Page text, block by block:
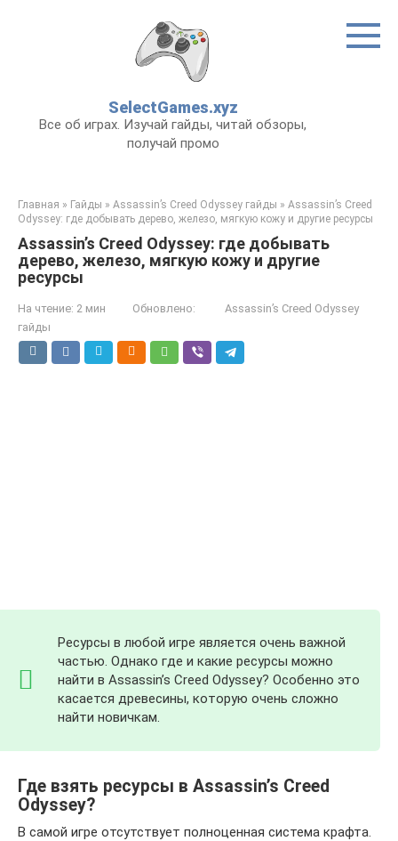
SelectGames.xyz
Все об играх. Изучай гайды, читай обзоры,
получай промо
Главная » Гайды » Assassin’s Creed Odyssey гайды » Assassin’s Creed
Odyssey: где добывать дерево, железо, мягкую кожу и другие ресурсы
Assassin’s Creed Odyssey: где добывать
дерево, железо, мягкую кожу и другие
ресурсы
На чтение: 2 мин Обновлено:
Assassin’s Creed Odyssey
гайды
Ресурсы в любой игре является очень важной
частью. Однако где и какие ресурсы можно
найти в Assassin’s Creed Odyssey? Особенно это
касается древесины, которую очень сложно
найти новичкам.
Где взять ресурсы в Assassin’s Creed
Odyssey?
В самой игре отсутствует полноценная система крафта.